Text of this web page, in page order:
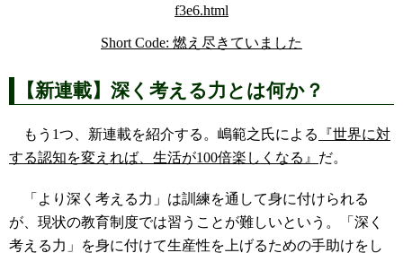
Short Code: 燃え尽きていました
【新連載】深く考える力とは何か？
もう1つ、新連載を紹介する。嶋範之氏による
『世界に対
する認知を変えれば、生活が100倍楽しくなる』 だ。
「より深く考える力」は訓練を通して身に付けられる
が、現状の教育制度では習うことが難しいという。「深く
考える力」を身に付けて生産性を上げるための手助けをし